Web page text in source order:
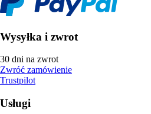
Wysyłka i zwrot
30 dni na zwrot
Zwróć zamówienie
Trustpilot
Usługi